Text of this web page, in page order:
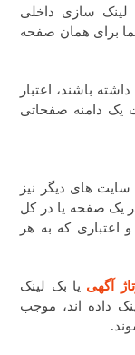
لینک سازی داخلی
برای همان صفحه
باشند، اعتبار
یک دامنه صفحاتی
سایت های دیگر نیز
یک صفحه یا در کل
اعتباری که به هر
آگهی یا بک لینک
داده اند، موجب